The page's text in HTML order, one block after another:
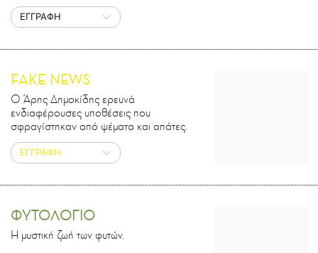
ΕΓΓΡΑΦΗ
FAKE NEWS
Ο Άρης Δημοκίδης ερευνά
ενδιαφέρουσες υποθέσεις που
σφραγίστηκαν από ψέματα και απάτες.
ΕΓΓΡΑΦΗ
ΦΥΤΟΛΟΓΙΟ
Η μυστική ζωή των φυτών.